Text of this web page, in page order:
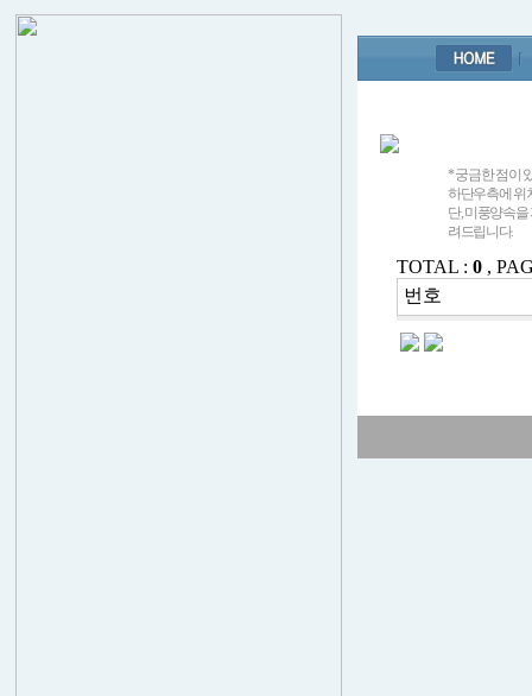
* 궁금한 점이
하단우측에 위
단, 미풍양속
려드립니다.
TOTAL : 0,
번호